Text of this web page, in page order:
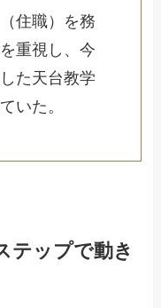
住職）を務
重視し、今
た天台教学
いた。
テップで動き